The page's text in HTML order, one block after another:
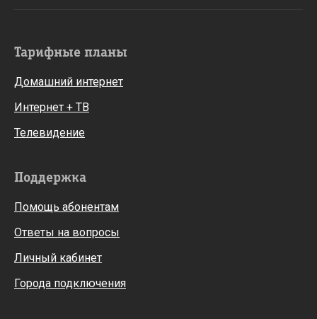
Тарифные планы
Домашний интернет
Интернет + ТВ
Телевидение
Поддержка
Помощь абонентам
Ответы на вопросы
Личный кабинет
Города подключения